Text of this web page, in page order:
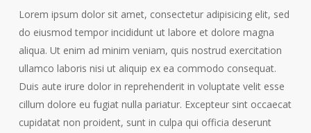
Lorem ipsum dolor sit amet, consectetur adipisicing elit, sed
do eiusmod tempor incididunt ut labore et dolore magna
aliqua. Ut enim ad minim veniam, quis nostrud exercitation
ullamco laboris nisi ut aliquip ex ea commodo consequat.
Duis aute irure dolor in reprehenderit in voluptate velit esse
cillum dolore eu fugiat nulla pariatur. Excepteur sint occaecat
cupidatat non proident, sunt in culpa qui officia deserunt